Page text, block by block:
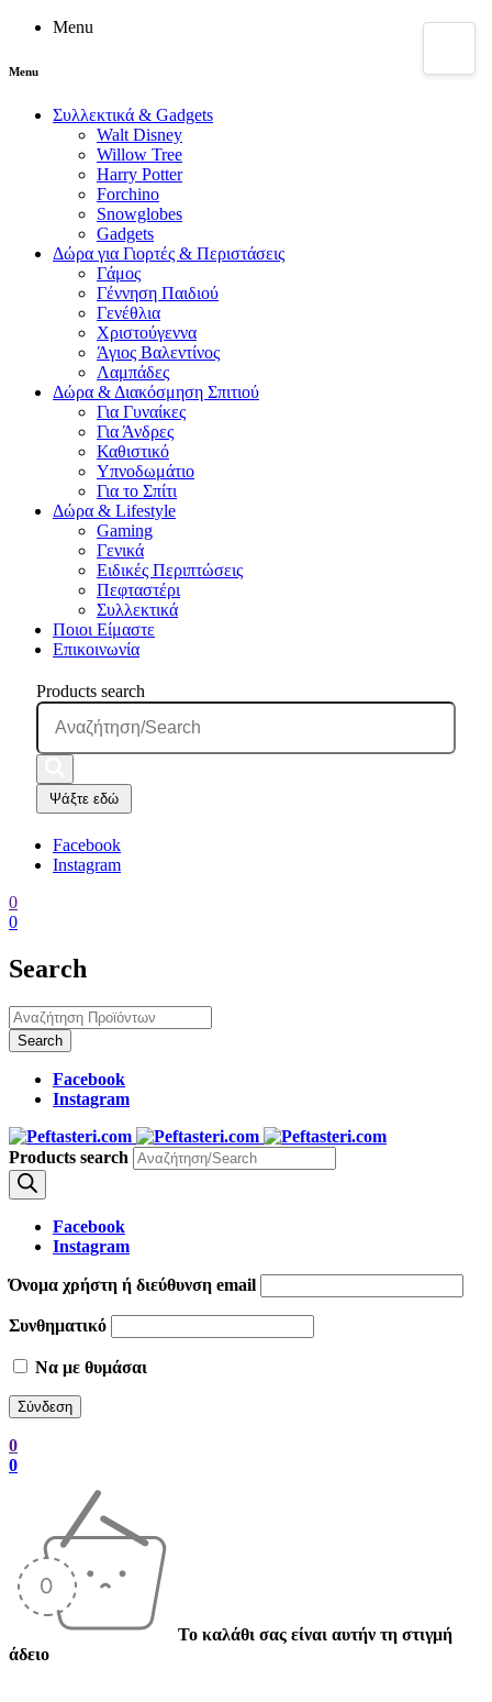
Menu
Menu
Συλλεκτικά & Gadgets
Walt Disney
Willow Tree
Harry Potter
Forchino
Snowglobes
Gadgets
Δώρα για Γιορτές & Περιστάσεις
Γάμος
Γέννηση Παιδιού
Γενέθλια
Χριστούγεννα
Άγιος Βαλεντίνος
Λαμπάδες
Δώρα & Διακόσμηση Σπιτιού
Για Γυναίκες
Για Άνδρες
Καθιστικό
Υπνοδωμάτιο
Για το Σπίτι
Δώρα & Lifestyle
Gaming
Γενικά
Ειδικές Περιπτώσεις
Πεφταστέρι
Συλλεκτικά
Ποιοι Είμαστε
Επικοινωνία
Products search
Ψάξτε εδώ
Facebook
Instagram
0
0
Search
Facebook
Instagram
Products search
Facebook
Instagram
Όνομα χρήστη ή διεύθυνση email
Συνθηματικό
Να με θυμάσαι
0
0
Το καλάθι σας είναι αυτήν τη στιγμή
άδειο